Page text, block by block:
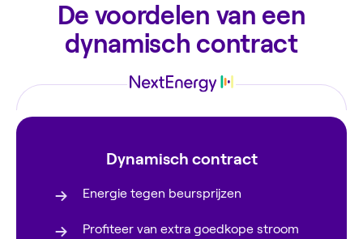
De voordelen van een
dynamisch contract
Dynamisch contract
Energie tegen beursprijzen
Profiteer van extra goedkope stroom